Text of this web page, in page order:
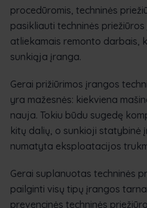
procedūromis, techninės
pasikliauti techninės
atliekamais remonto darbais,
sunkiąja įranga.
Gerai prižiūrimos įrangos
yra mažesnės: kiekviena
nauja. Tokiu būdu sugedę
kitų dalių, o sunkioji statybinė
numatyta eksploatacijos
Gerai suplanuotas techninės
pailginti visų tipų įrangos
prevencinės techninės